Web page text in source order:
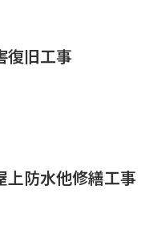
旧工事
防水他修繕工事